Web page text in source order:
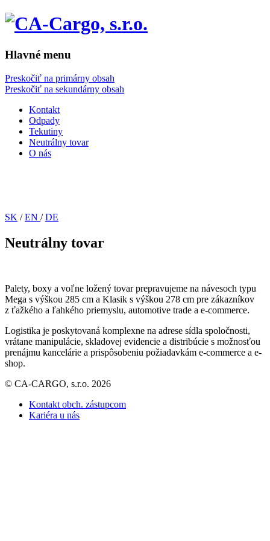
Hlavné menu
Preskočiť na primárny obsah
Preskočiť na sekundárny obsah
Kontakt
Odpady
Tekutiny
Neutrálny tovar
O nás
SK /EN /DE
Neutrálny tovar
Palety, boxy a voľne ložený tovar prepravujeme na návesoch typu
Mega s výškou 285 cm a Klasik s výškou 278 cm pre zákazníkov
z ťažkého a ľahkého priemyslu, automotive trade a e-commerce.
Logistika je poskytovaná komplexne na adrese sídla spoločnosti,
vrátane manipulácie, skladovej evidencie a distribúcie s možnosťou
prenájmu kancelárie a prispôsobeniu požiadavkám e-commerce a e-
shop.
© CA-CARGO, s.r.o. 2026
Kontakt obch. zástupcom
Kariéra u nás